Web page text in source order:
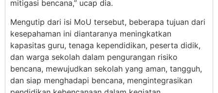
mitigasi bencana,” ucap dia.
Mengutip dari isi MoU tersebut, beberapa tujuan dari
kesepahaman ini diantaranya meningkatkan
kapasitas guru, tenaga kependidikan, peserta didik,
dan warga sekolah dalam pengurangan risiko
bencana, mewujudkan sekolah yang aman, tangguh,
dan siap menghadapi bencana, mengintegrasikan